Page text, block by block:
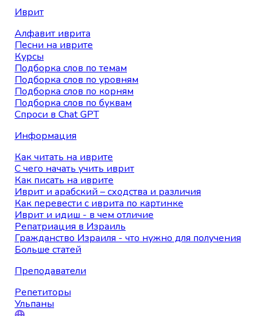
Иврит
Алфавит иврита
Песни на иврите
Курсы
Подборка слов по темам
Подборка слов по уровням
Подборка слов по корням
Подборка слов по буквам
Спроси в Chat GPT
Информация
Как читать на иврите
С чего начать учить иврит
Как писать на иврите
Иврит и арабский – сходства и различия
Как перевести с иврита по картинке
Иврит и идиш - в чем отличие
Репатриация в Израиль
Гражданство Израиля - что нужно для получения
Больше статей
Преподаватели
Репетиторы
Ульпаны